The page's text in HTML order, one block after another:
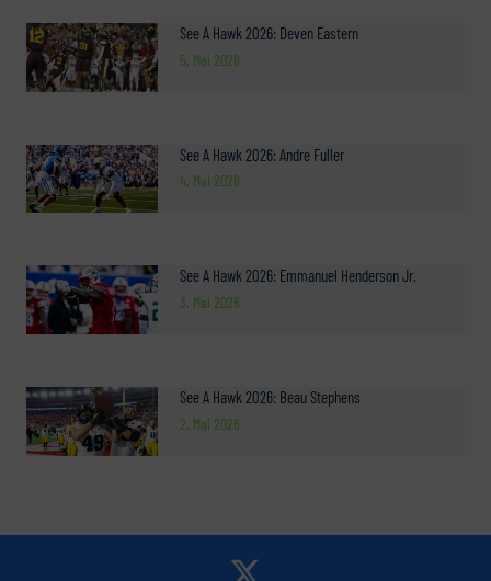
See A Hawk 2026: Deven Eastern
5. Mai 2026
See A Hawk 2026: Andre Fuller
4. Mai 2026
See A Hawk 2026: Emmanuel Henderson Jr.
3. Mai 2026
See A Hawk 2026: Beau Stephens
2. Mai 2026